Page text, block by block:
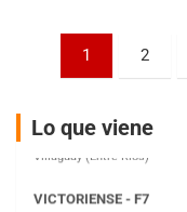
Paginación
entradas
1 2
Lo que viene
Parque de la Velocidad
Villaguay (Entre Ríos)
El Cerro (Tierra)
Victoria (Entre Ríos)
Moto Club Reginense (Tierra)